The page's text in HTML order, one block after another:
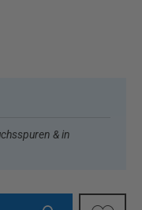
& in